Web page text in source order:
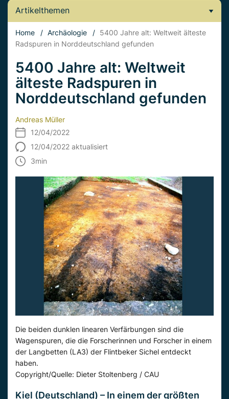
Artikelthemen
Home / Archäologie / 5400 Jahre alt: Weltweit älteste
Radspuren in Norddeutschland gefunden
5400 Jahre alt: Weltweit
älteste Radspuren in
Norddeutschland gefunden
Andreas Müller
12/04/2022
12/04/2022 aktualisiert
3min
Die beiden dunklen linearen Verfärbungen sind die
Wagenspuren, die die Forscherinnen und Forscher in einem
der Langbetten (LA3) der Flintbeker Sichel entdeckt
haben.
Copyright/Quelle: Dieter Stoltenberg / CAU
Kiel (Deutschland) – In einem der größten